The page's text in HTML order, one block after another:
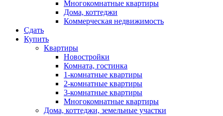
Многокомнатные квартиры
Дома, коттеджи
Коммерческая недвижимость
Сдать
Купить
Квартиры
Новостройки
Комната, гостинка
1-комнатные квартиры
2-комнатные квартиры
3-комнатные квартиры
Многокомнатные квартиры
Дома, коттеджи, земельные участки